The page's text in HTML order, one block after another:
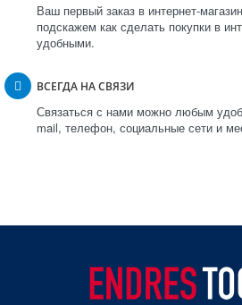
Ваш первый заказ в интернет-
подскажем как сделать покупки в
удобными.
ВСЕГДА НА СВЯЗИ
Связаться с нами можно любым
mail, телефон, социальные сети и